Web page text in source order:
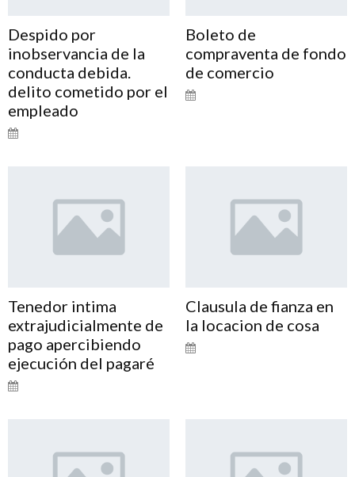
Despido por
inobservancia de la
conducta debida.
delito cometido por el
empleado
Boleto de
compraventa de fondo
de comercio
Tenedor intima
extrajudicialmente de
pago apercibiendo
ejecución del pagaré
Clausula de fianza en
la locacion de cosa